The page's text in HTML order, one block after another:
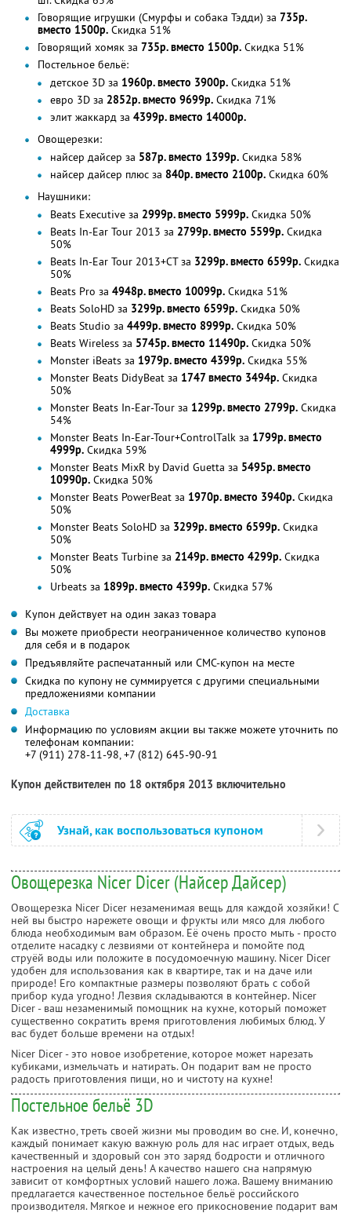
Говорящие игрушки (Смурфы и собака Тэдди) за 735р.
вместо 1500р. Скидка 51%
Говорящий хомяк за 735р. вместо 1500р. Скидка 51%
Постельное бельё:
детское 3D за 1960р. вместо 3900р. Скидка 51%
евро 3D за 2852р. вместо 9699р. Скидка 71%
элит жаккард за 4399р. вместо 14000р.
Овощерезки:
найсер дайсер за 587р. вместо 1399р. Скидка 58%
найсер дайсер плюс за 840р. вместо 2100р. Скидка 60%
Наушники:
Beats Executive за 2999р. вместо 5999р. Скидка 50%
Beats In-Ear Tour 2013 за 2799р. вместо 5599р. Скидка
50%
Beats In-Ear Tour 2013+CT за 3299р. вместо 6599р. Скидка
50%
Beats Pro за 4948р. вместо 10099р. Скидка 51%
Beats SoloHD за 3299р. вместо 6599р. Скидка 50%
Beats Studio за 4499р. вместо 8999р. Скидка 50%
Beats Wireless за 5745р. вместо 11490р. Скидка 50%
Monster iBeats за 1979р. вместо 4399р. Скидка 55%
Monster Beats DidyBeat за 1747 вместо 3494р. Скидка
50%
Monster Beats In-Ear-Tour за 1299р. вместо 2799р. Скидка
54%
Monster Beats In-Ear-Tour+ControlTalk за 1799р. вместо
4999р. Скидка 59%
Monster Beats MixR by David Guetta за 5495р. вместо
10990р. Скидка 50%
Monster Beats PowerBeat за 1970р. вместо 3940р. Скидка
50%
Monster Beats SoloHD за 3299р. вместо 6599р. Скидка
50%
Monster Beats Turbine за 2149р. вместо 4299р. Скидка
50%
Urbeats за 1899р. вместо 4399р. Скидка 57%
Купон действует на один заказ товара
Вы можете приобрести неограниченное количество купонов
для себя и в подарок
Предъявляйте распечатанный или СМС-купон на месте
Скидка по купону не суммируется с другими специальными
предложениями компании
Доставка
Информацию по условиям акции вы также можете уточнить по
телефонам компании:
+7 (911) 278-11-98, +7 (812) 645-90-91
Купон действителен по 18 октября 2013 включительно
Узнай, как воспользоваться купоном
Овощерезка Nicer Dicer (Найсер Дайсер)
Овощерезка Nicer Dicer незаменимая вещь для каждой хозяйки! С
ней вы быстро нарежете овощи и фрукты или мясо для любого
блюда необходимым вам образом. Её очень просто мыть - просто
отделите насадку с лезвиями от контейнера и помойте под
струёй воды или положите в посудомоечную машину. Nicer Dicer
удобен для использования как в квартире, так и на даче или
природе! Его компактные размеры позволяют брать с собой
прибор куда угодно! Лезвия складываются в контейнер. Nicer
Dicer - ваш незаменимый помощник на кухне, который поможет
существенно сократить время приготовления любимых блюд. У
вас будет больше времени на отдых!
Nicer Dicer - это новое изобретение, которое может нарезать
кубиками, измельчать и натирать. Он подарит вам не просто
радость приготовления пищи, но и чистоту на кухне!
Постельное бельё 3D
Как известно, треть своей жизни мы проводим во сне. И, конечно,
каждый понимает какую важную роль для нас играет отдых, ведь
качественный и здоровый сон это заряд бодрости и отличного
настроения на целый день! А качество нашего сна напрямую
зависит от комфортных условий нашего ложа. Вашему вниманию
предлагается качественное постельное бельё российского
производителя. Мягкое и нежное его прикосновение подарит вам